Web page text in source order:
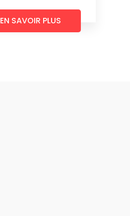
EN SAVOIR PLUS